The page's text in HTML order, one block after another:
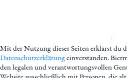
Mit der Nutzung dieser Seiten erklärst du
Datenschutzerklärungeinverstanden.
den legalen und verantwortungsvollen